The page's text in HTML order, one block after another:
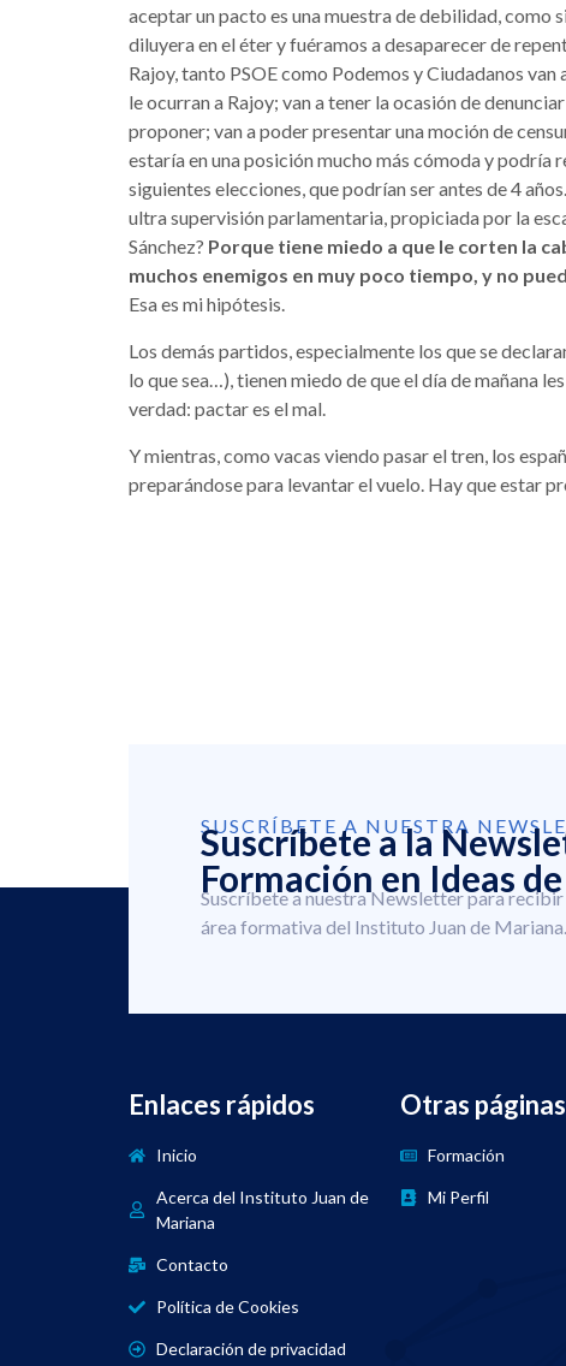
aceptar un pacto es una muestra de debilidad, como
diluyera en el éter y fuéramos a desaparecer de
Rajoy, tanto PSOE como Podemos y Ciudadanos
le ocurran a Rajoy; van a tener la ocasión de
proponer; van a poder presentar una moción de
estaría en una posición mucho más cómoda y podría
siguientes elecciones, que podrían ser antes de 4
ultra supervisión parlamentaria, propiciada por la
Sánchez? Porque tiene miedo a que le corten la
muchos enemigos en muy poco tiempo, y no
Esa es mi hipótesis.
Los demás partidos, especialmente los que se
lo que sea…), tienen miedo de que el día de mañana
verdad: pactar es el mal.
Y mientras, como vacas viendo pasar el tren, los
preparándose para levantar el vuelo. Hay que estar
SUSCRÍBETE A NUESTRA
Suscríbete a la
Formación en Ideas
Suscríbete a nuestra Newsletter para
área formativa del Instituto Juan de Mariana.
Enlaces rápidos
Inicio
Acerca del Instituto Juan de
Mariana
Contacto
Política de Cookies
Declaración de privacidad
Otras páginas
Formación
Mi Perfil